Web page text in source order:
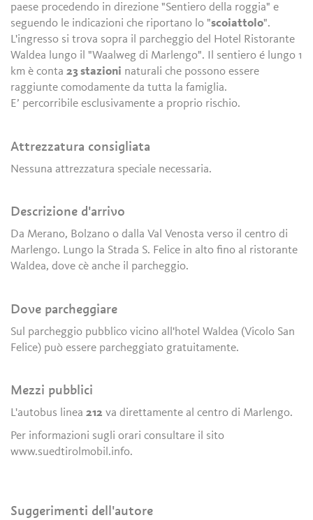
paese procedendo in direzione "Sentiero della roggia" e
seguendo le indicazioni che riportano lo "scoiattolo".
L'ingresso si trova sopra il parcheggio del Hotel Ristorante
Waldea lungo il "Waalweg di Marlengo". Il sentiero é lungo 1
km è conta23 stazioni naturali che possono essere
raggiunte comodamente da tutta la famiglia.
E’ percorribile esclusivamente a proprio rischio.
Attrezzatura consigliata
Nessuna attrezzatura speciale necessaria.
Descrizione d'arrivo
Da Merano, Bolzano o dalla Val Venosta verso il centro di
Marlengo. Lungo la Strada S. Felice in alto fino al ristorante
Waldea, dove cè anche il parcheggio.
Dove parcheggiare
Sul parcheggio pubblico vicino all'hotel Waldea (Vicolo San
Felice) può essere parcheggiato gratuitamente.
Mezzi pubblici
L'autobus linea212 va direttamente al centro di Marlengo.
Per informazioni sugli orari consultare il sito
www.suedtirolmobil.info.
Suggerimenti dell'autore